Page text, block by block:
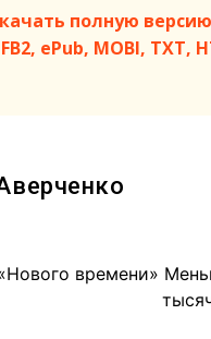
полную
ePub, MOBI, TXT,
времени»